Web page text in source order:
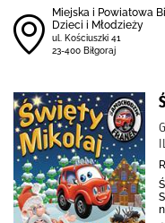
Miejska i Powiatowa
Dzieci i Młodzieży
ul. Kościuszki 41
23-400 Biłgoraj